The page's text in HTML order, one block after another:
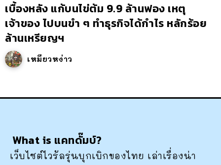
เบื้องหลัง แก้บนไข่ต้ม 9.9 ล้านฟอง เหตุ
เจ้าของ ไปบนขำ ๆ ทำธุรกิจได้กำไร หลักร้อย
ล้านเหรียญฯ
เหมียวหง่าว
What is แคทดั๊มบ์?
เว็บไซต์ไวรัลรุ่นบุกเบิกของไทย เล่าเรื่องน่า